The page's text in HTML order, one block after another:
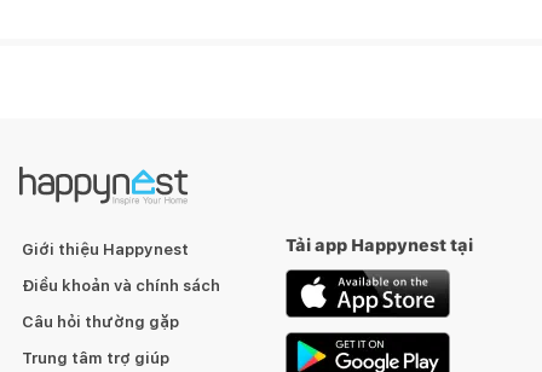
Giới thiệu Happynest
Điều khoản và chính sách
Câu hỏi thường gặp
Trung tâm trợ giúp
Tải app Happynest tại